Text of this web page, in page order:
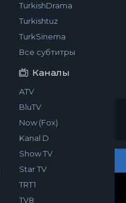
TurkishDrama
Turkishtuz
TurkSinema
Все субтитры
Каналы
ATV
BluTV
Now (Fox)
Kanal D
Show TV
Star TV
TRT1
TV8